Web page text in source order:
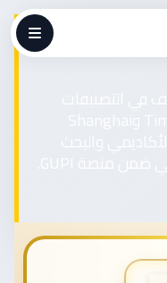
جامعة الجوف | الترتيب العالمي والتصنيفات الدولية 2026